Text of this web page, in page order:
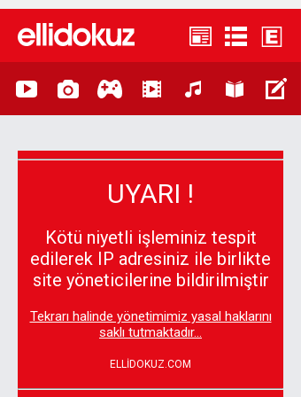
UYARI !
Kötü niyetli işleminiz tespit
edilerek IP adresiniz ile birlikte
site yöneticilerine bildirilmiştir
Tekrarı halinde yönetimimiz yasal haklarını
saklı tutmaktadır...
ELLİDOKUZ.COM